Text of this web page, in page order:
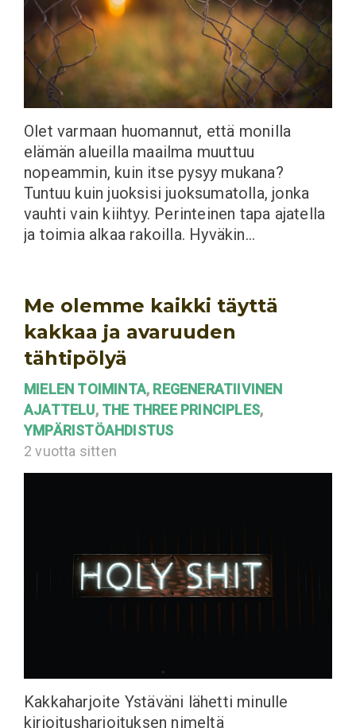
Olet varmaan huomannut, että monilla
elämän alueilla maailma muuttuu
nopeammin, kuin itse pysyy mukana?
Tuntuu kuin juoksisi juoksumatolla, jonka
vauhti vain kiihtyy. Perinteinen tapa ajatella
ja toimia alkaa rakoilla. Hyväkin…
Me olemme kaikki täyttä
kakkaa ja avaruuden
tähtipölyä
MIELEN TOIMINTA, REGENERATIIVINEN
AJATTELU, THE THREE PRINCIPLES,
YMPÄRISTÖAHDISTUS
2 vuotta sitten
Kakkaharjoite Ystäväni lähetti minulle
kirjoitusharjoituksen nimeltä